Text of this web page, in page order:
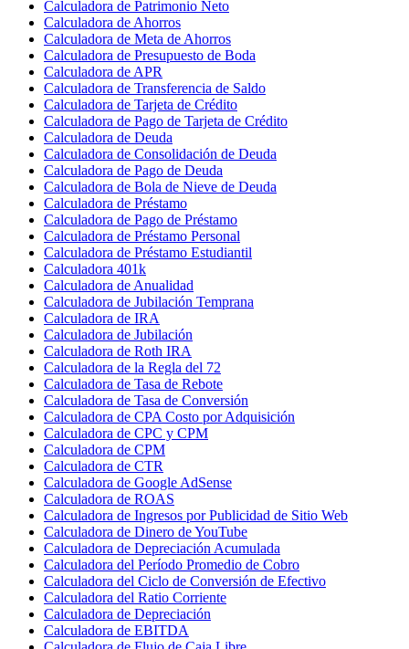
Calculadora de Patrimonio Neto
Calculadora de Ahorros
Calculadora de Meta de Ahorros
Calculadora de Presupuesto de Boda
Calculadora de APR
Calculadora de Transferencia de Saldo
Calculadora de Tarjeta de Crédito
Calculadora de Pago de Tarjeta de Crédito
Calculadora de Deuda
Calculadora de Consolidación de Deuda
Calculadora de Pago de Deuda
Calculadora de Bola de Nieve de Deuda
Calculadora de Préstamo
Calculadora de Pago de Préstamo
Calculadora de Préstamo Personal
Calculadora de Préstamo Estudiantil
Calculadora 401k
Calculadora de Anualidad
Calculadora de Jubilación Temprana
Calculadora de IRA
Calculadora de Jubilación
Calculadora de Roth IRA
Calculadora de la Regla del 72
Calculadora de Tasa de Rebote
Calculadora de Tasa de Conversión
Calculadora de CPA Costo por Adquisición
Calculadora de CPC y CPM
Calculadora de CPM
Calculadora de CTR
Calculadora de Google AdSense
Calculadora de ROAS
Calculadora de Ingresos por Publicidad de Sitio Web
Calculadora de Dinero de YouTube
Calculadora de Depreciación Acumulada
Calculadora del Período Promedio de Cobro
Calculadora del Ciclo de Conversión de Efectivo
Calculadora del Ratio Corriente
Calculadora de Depreciación
Calculadora de EBITDA